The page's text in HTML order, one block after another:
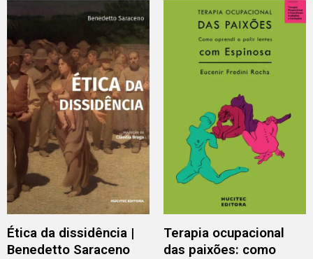
Ética da dissidência |
Benedetto Saraceno
Terapia ocupacional
das paixões: como